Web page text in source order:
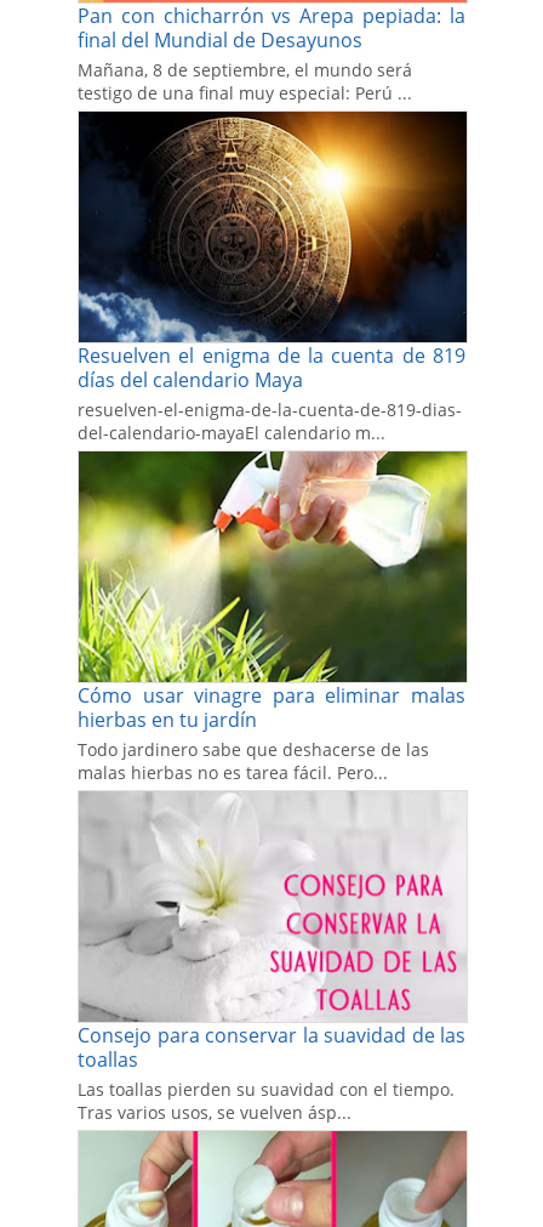
Pan con chicharrón vs Arepa pepiada: la
final del Mundial de Desayunos
Mañana, 8 de septiembre, el mundo será
testigo de una final muy especial: Perú ...
Resuelven el enigma de la cuenta de 819
días del calendario Maya
resuelven-el-enigma-de-la-cuenta-de-819-dias-
del-calendario-mayaEl calendario m...
Cómo usar vinagre para eliminar malas
hierbas en tu jardín
Todo jardinero sabe que deshacerse de las
malas hierbas no es tarea fácil. Pero...
Consejo para conservar la suavidad de las
toallas
Las toallas pierden su suavidad con el tiempo.
Tras varios usos, se vuelven ásp...